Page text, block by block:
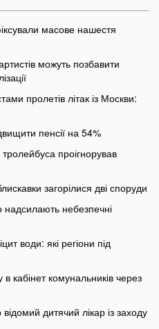
масове нашестя
можуть позбавити
пролетів літак із Москви:
пенсії на 54%
проігнорував
загорілися дві споруди
небезпечні
води: які регіони під
в кабінет комунальників через
дитячий лікар із заходу